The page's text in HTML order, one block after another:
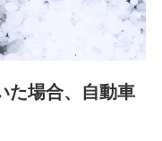
個人情報
務を行うため
情報
るもしくは委託を受
他に関する情報を提
た場合、自動車